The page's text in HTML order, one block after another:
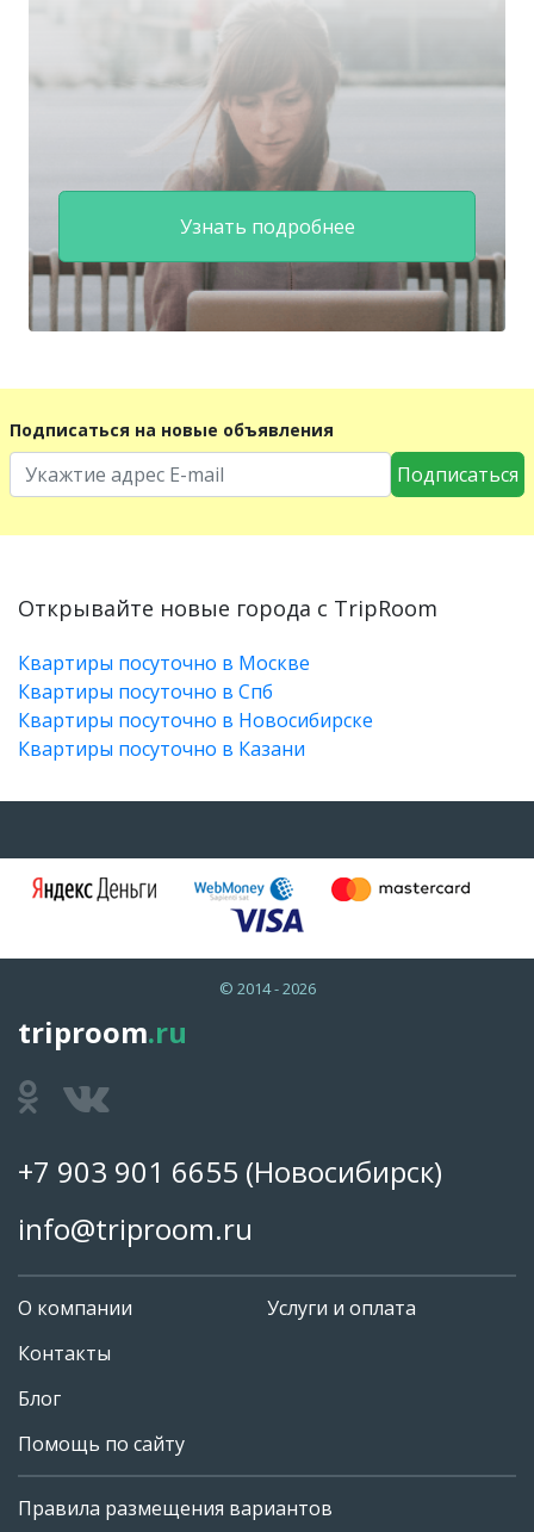
+7 903 901 6655
Узнать подробнее
Подписаться на новые объявления
Подписаться
Открывайте новые города с TripRoom
Квартиры посуточно в Москве
Квартиры посуточно в Спб
Квартиры посуточно в Новосибирске
Квартиры посуточно в Казани
© 2014 - 2026
triproom.ru
+7 903 901 6655 (Новосибирск)
info@triproom.ru
О компании
Контакты
Блог
Помощь по сайту
Услуги и оплата
Правила размещения вариантов